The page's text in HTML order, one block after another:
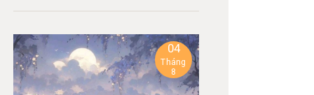
04
Tháng
8